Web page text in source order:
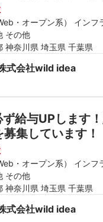
・オープン系） イン
その他
神奈川県 埼玉県 千葉県
式会社wild idea
給与UPします
募集しています！
・オープン系） イン
その他
神奈川県 埼玉県 千葉県
式会社wild idea